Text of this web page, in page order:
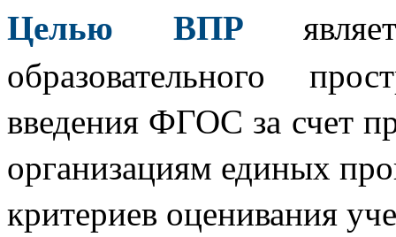
Целью ВПР
образовательного
введения ФГОС за счет
организациям единых
критериев оценивания